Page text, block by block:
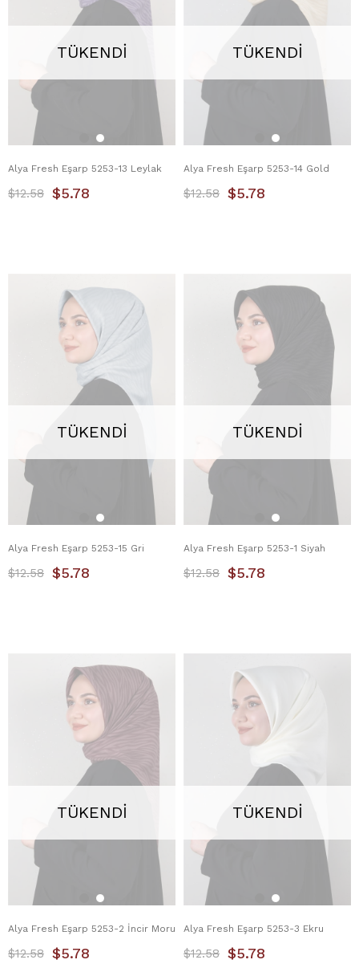
TÜKENDI
Alya Fresh Eşarp 5253-13 Leylak
$5.78
$12.58
TÜKENDI
Alya Fresh Eşarp 5253-14 Gold
$5.78
$12.58
TÜKENDI
Alya Fresh Eşarp 5253-15 Gri
$5.78
$12.58
TÜKENDI
Alya Fresh Eşarp 5253-1 Siyah
$5.78
$12.58
TÜKENDI
Alya Fresh Eşarp 5253-2 İncir Moru
$5.78
$12.58
TÜKENDI
Alya Fresh Eşarp 5253-3 Ekru
$5.78
$12.58